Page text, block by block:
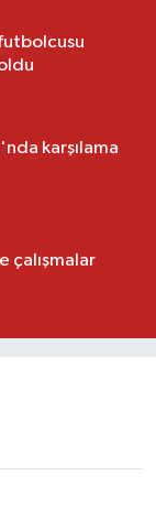
karşılama
çalışmalar